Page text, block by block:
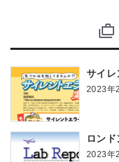
サイレ
2023年
ロン
2023年